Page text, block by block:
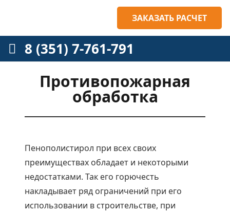
ЗАКАЗАТЬ РАСЧЕТ
8 (351) 7-761-791
Противопожарная
обработка
Пенополистирол при всех своих
преимуществах обладает и некоторыми
недостатками. Так его горючесть
накладывает ряд ограничений при его
использовании в строительстве, при